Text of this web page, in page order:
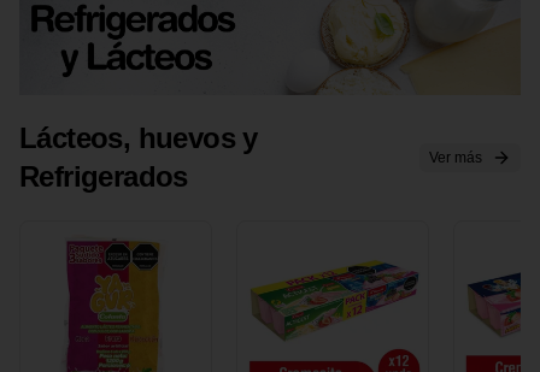
Lácteos, huevos y
Refrigerados
Ver más